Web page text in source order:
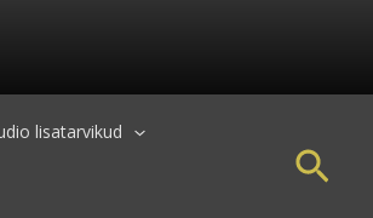
lisatarvikud